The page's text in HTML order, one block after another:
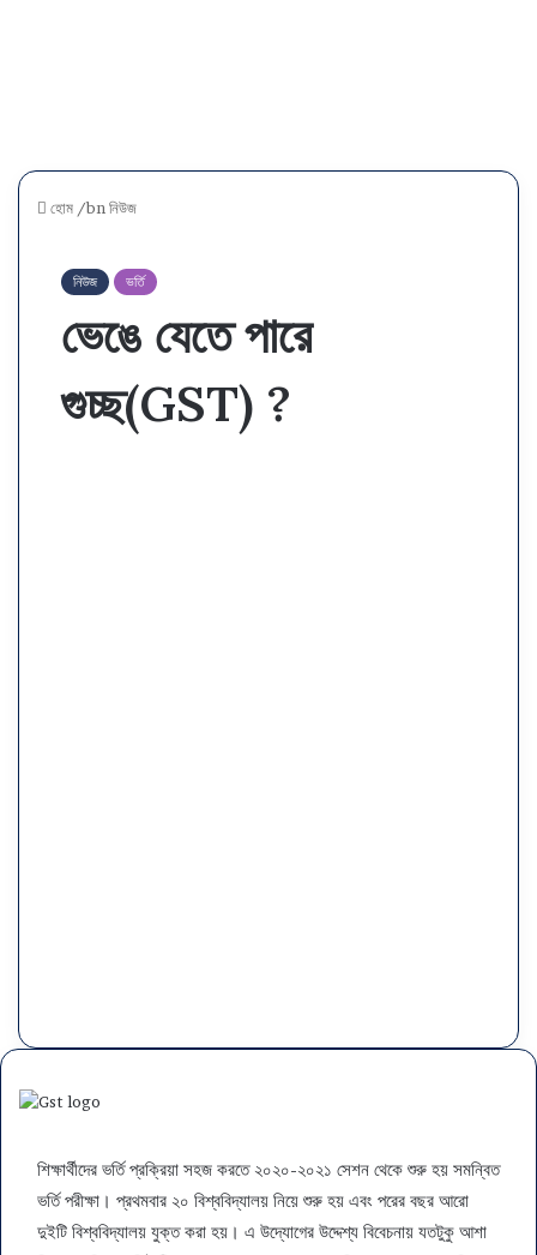
হোম /bnনিউজ
নিউজ ভর্তি
ভেঙে যেতে পারে
গুচ্ছ(GST) ?
শিক্ষার্থীদের ভর্তি প্রক্রিয়া সহজ করতে ২০২০-২০২১ সেশন থেকে শুরু হয় সমন্বিত
ভর্তি পরীক্ষা। প্রথমবার ২০ বিশ্ববিদ্যালয় নিয়ে শুরু হয় এবং পরের বছর আরো
দুইটি বিশ্ববিদ্যালয় যুক্ত করা হয়। এ উদ্যোগের উদ্দেশ্য বিবেচনায় যতটুকু আশা